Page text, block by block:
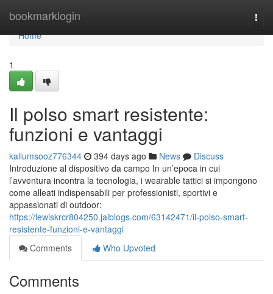
bookmarklogin
Home
Home
1
Il polso smart resistente:
funzioni e vantaggi
kallumsooz776344 394 days ago News
Discuss
Introduzione al dispositivo da campo In un’epoca in cui
l’avventura incontra la tecnologia, i wearable tattici si impongono
come alleati indispensabili per professionisti, sportivi e
appassionati di outdoor:
https://lewiskrcr804250.jaiblogs.com/63142471/il-polso-smart-
resistente-funzioni-e-vantaggi
Comments
Who Upvoted
Comments